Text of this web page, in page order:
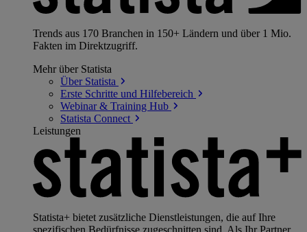
Trends aus 170 Branchen in 150+ Ländern und über 1 Mio.
Fakten im Direktzugriff.
Mehr über Statista
Über Statista
Erste Schritte und Hilfebereich
Webinar & Training Hub
Statista Connect
Leistungen
Statista+ bietet zusätzliche Dienstleistungen, die auf Ihre
spezifischen Bedürfnisse zugeschnitten sind. Als Ihr Partner